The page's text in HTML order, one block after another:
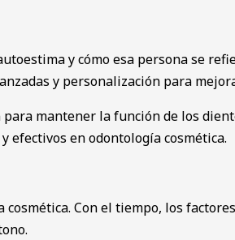
y cómo esa persona se
y personalización para
mantener la función de los
efectivos en odontología cosmética.
Con el tiempo, los